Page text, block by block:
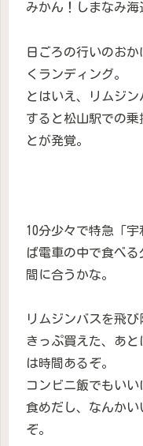
みかん！しまなみ海
日ごろの行いのお
くランディング。
とはいえ、リムジ
すると松山駅での乗
とが発覚。
10分少々で特急「
ば電車の中で食べる
間に合うかな。
リムジンバスを飛び
きっぷ買えた、あ
は時間あるぞ。
コンビニ飯でもい
食めだし、なんか
ぞ。